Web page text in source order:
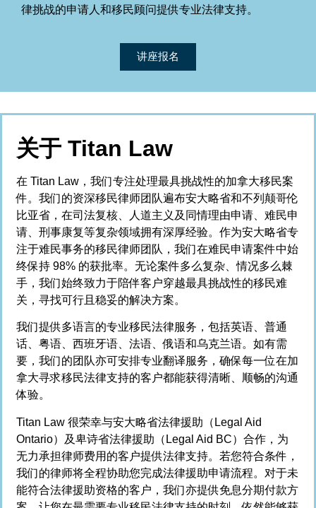
律挑战的申请人和移民顾问提供专业法律支持。
讲座报名
关于 Titan Law
在 Titan Law ，我们专注处理最具挑战性的加拿大移民案
件。我们的资深移民律师团队遍布安大略省和不列颠哥伦
比亚省，在司法复核、人道主义及同情理由申请、难民申
请、刑事康复等复杂领域拥有深厚经验。作为安大略省专
注于难民事务的移民律师团队，我们在难民申请案件中始
终保持 98% 的获批率。无论案件多么复杂、情况多么棘
手，我们始终致力于陪伴客户穿越最具挑战性的移民难
关，寻找可行且稳妥的解决方案。
我们提供多语言的专业移民法律服务，包括英语、普通
话、粤语、西班牙语、法语、俄语和乌克兰语。如有需
要，我们的团队亦可安排专业翻译服务，确保每一位在加
拿大寻求移民法律支持的客户都能获得清晰、顺畅的沟通
体验。
Titan Law 很荣幸与安大略省法律援助（Legal Aid
Ontario）及卑诗省法律援助（Legal Aid BC）合作，为
无力承担律师费用的客户提供法律支持。若您符合条件，
我们的律师将全程协助您完成法律援助申请流程。对于未
能符合法律援助资格的客户，我们亦提供免息分期付款方